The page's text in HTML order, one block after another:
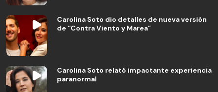
Carolina Soto dio detalles de nueva versión
de “Contra Viento y Marea”
Carolina Soto relató impactante experiencia
paranormal